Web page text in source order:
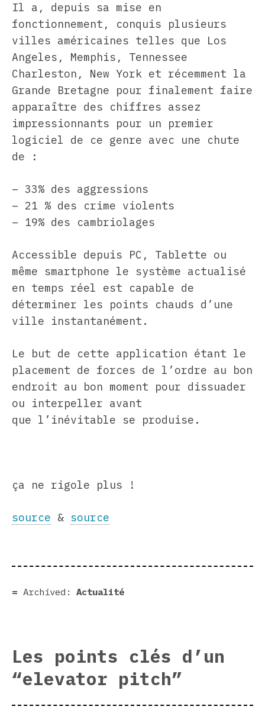
Il a, depuis sa mise en
fonctionnement, conquis plusieurs
villes américaines telles que Los
Angeles, Memphis, Tennessee
Charleston, New York et récemment la
Grande Bretagne pour finalement faire
apparaître des chiffres assez
impressionnants pour un premier
logiciel de ce genre avec une chute
de :
– 33% des aggressions
– 21 % des crime violents
– 19% des cambriolages
Accessible depuis PC, Tablette ou
même smartphone le système actualisé
en temps réel est capable de
déterminer les points chauds d’une
ville instantanément.
Le but de cette application étant le
placement de forces de l’ordre au bon
endroit au bon moment pour dissuader
ou interpeller avant
que l’inévitable se produise.
ça ne rigole plus !
source & source
Archived: Actualité
Les points clés d’un
“elevator pitch”